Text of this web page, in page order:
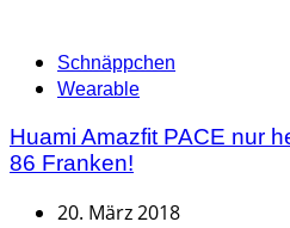
Categories
Schnäppchen
Wearable
Huami Amazfit PACE nur
86 Franken!
20. März 2018